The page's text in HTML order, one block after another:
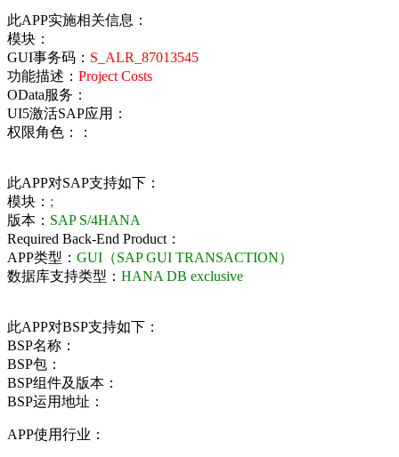
此APP实施相关信息：
模块：
GUI事务码： S_ALR_87013545
功能描述： Project Costs
OData服务：
UI5激活SAP应用：
权限角色：：
此APP对SAP支持如下：
模块： ;
版本： SAP S/4HANA
Required Back-End Product：
APP类型： GUI（SAP GUI TRANSACTION）
数据库支持类型： HANA DB exclusive
此APP对BSP支持如下：
BSP名称：
BSP包：
BSP组件及版本：
BSP运用地址：
APP使用行业：